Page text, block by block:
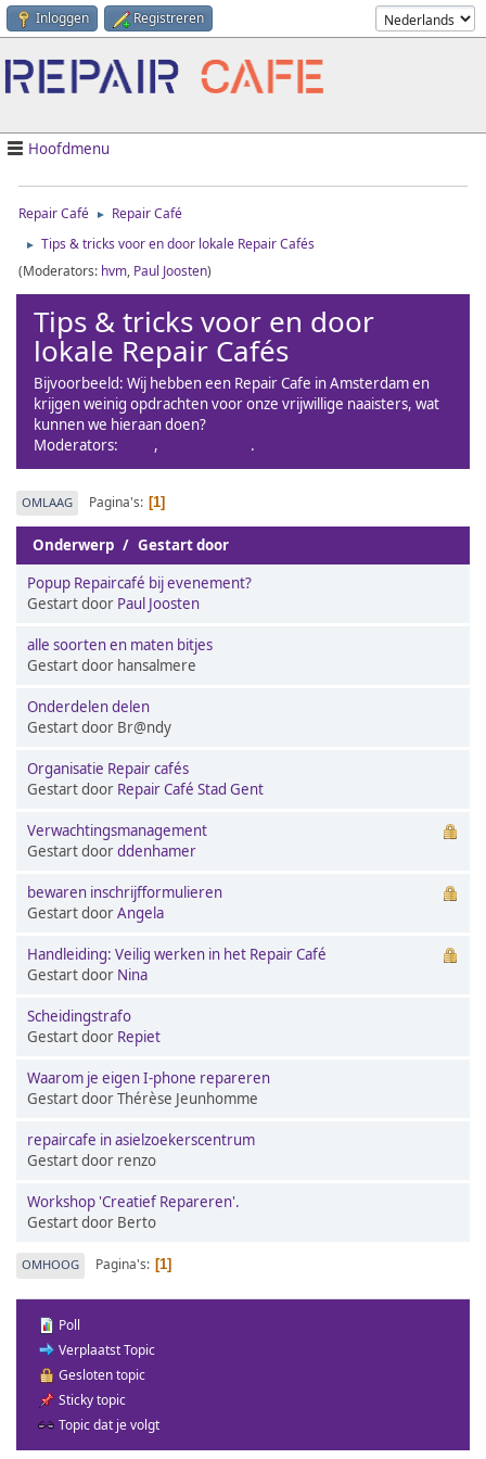
Inloggen Registreren
Hoofdmenu
Repair Café ► Repair Café
►
Tips & tricks voor en door lokale Repair Cafés
(Moderators: hvm, Paul Joosten)
Tips & tricks voor en door
lokale Repair Cafés
Bijvoorbeeld: Wij hebben een Repair Cafe in Amsterdam en
krijgen weinig opdrachten voor onze vrijwillige naaisters, wat
kunnen we hieraan doen?
Moderators:
, .
OMLAAG Pagina's 1
Onderwerp / Gestart door
Popup Repaircafé bij evenement?
Gestart door Paul Joosten
alle soorten en maten bitjes
Gestart door hansalmere
Onderdelen delen
Gestart door Br@ndy
Organisatie Repair cafés
Gestart door Repair Café Stad Gent
Verwachtingsmanagement
Gestart doorddenhamer
bewaren inschrijfformulieren
Gestart doorAngela
Handleiding: Veilig werken in het Repair Café
Gestart door Nina
Scheidingstrafo
Gestart door Repiet
Waarom je eigen I-phone repareren
Gestart door Thérèse Jeunhomme
repaircafe in asielzoekerscentrum
Gestart door renzo
Workshop 'Creatief Repareren'.
Gestart door Berto
OMHOOG Pagina's 1
Poll
Verplaatst Topic
Gesloten topic
Sticky topic
Topic dat je volgt